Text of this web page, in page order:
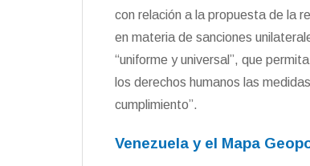
con relación a la propuesta de la
en materia de sanciones
“uniforme y universal”, que
los derechos humanos las
cumplimiento”.
Venezuela y el Mapa